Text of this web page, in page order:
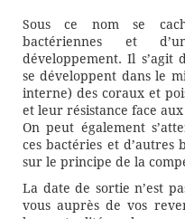
Sous ce nom se
bactériennes et
développement. Il s’agit
se développent dans le
interne) des coraux et
et leur résistance face
On peut également
ces bactéries et d’autres
sur le principe de la
La date de sortie n’est
vous auprès de vos